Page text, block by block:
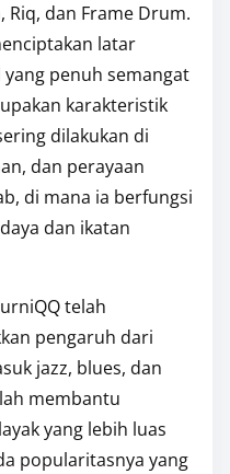
dan Frame Drum.
latar
penuh semangat
karakteristik
dilakukan di
dan perayaan
di mana ia berfungsi
dan ikatan
telah
pengaruh dari
jazz, blues, dan
membantu
yang lebih luas
popularitasnya yang